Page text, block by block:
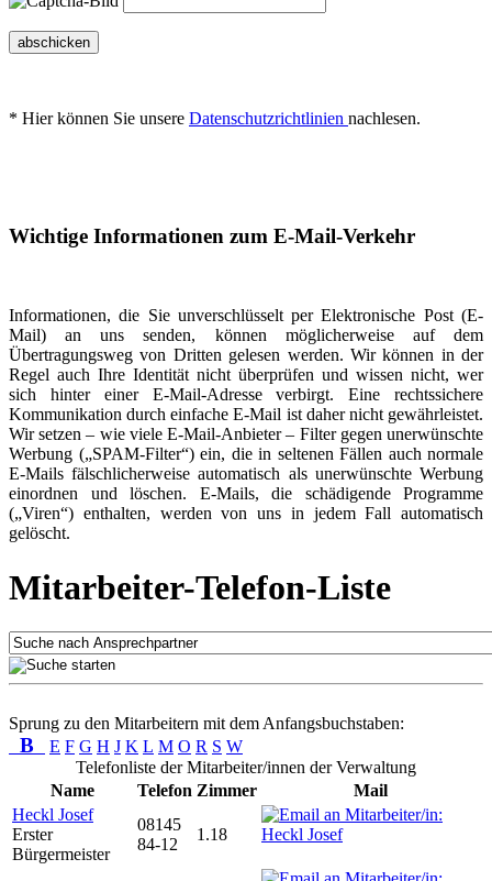
abschicken
* Hier können Sie unsere Datenschutzrichtlinien nachlesen.
Wichtige Informationen zum E-Mail-Verkehr
Informationen, die Sie unverschlüsselt per Elektronische Post (E-
Mail) an uns senden, können möglicherweise auf dem
Übertragungsweg von Dritten gelesen werden. Wir können in der
Regel auch Ihre Identität nicht überprüfen und wissen nicht, wer
sich hinter einer E-Mail-Adresse verbirgt. Eine rechtssichere
Kommunikation durch einfache E-Mail ist daher nicht gewährleistet.
Wir setzen – wie viele E-Mail-Anbieter – Filter gegen unerwünschte
Werbung („SPAM-Filter“) ein, die in seltenen Fällen auch normale
E-Mails fälschlicherweise automatisch als unerwünschte Werbung
einordnen und löschen. E-Mails, die schädigende Programme
(„Viren“) enthalten, werden von uns in jedem Fall automatisch
gelöscht.
Mitarbeiter-Telefon-Liste
Sprung zu den Mitarbeitern mit dem Anfangsbuchstaben:
B E F G H J K L M O R S W
Telefonliste der Mitarbeiter/innen der Verwaltung
Name
Telefon Zimmer
Mail
Heckl Josef
Erster
Bürgermeister
08145
84-12
1.18